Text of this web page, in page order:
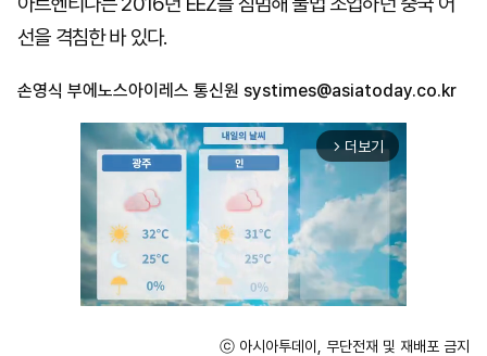
선을 격침한 바 있다.
손영식 부에노스아이레스 통신원 systimes@asiatoday.co.kr
arrow_forward_ios 더보기
ⓒ 아시아투데이, 무단전재 및 재배포 금지